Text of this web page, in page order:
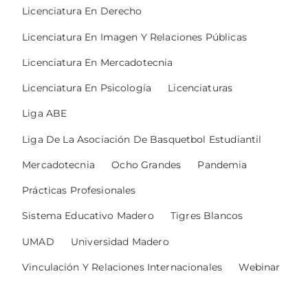
Licenciatura En Derecho
Licenciatura En Imagen Y Relaciones Públicas
Licenciatura En Mercadotecnia
Licenciatura En Psicología Licenciaturas
Liga ABE
Liga De La Asociación De Basquetbol Estudiantil
Mercadotecnia Ocho Grandes Pandemia
Prácticas Profesionales
Sistema Educativo Madero Tigres Blancos
UMAD Universidad Madero
Vinculación Y Relaciones Internacionales Webinar